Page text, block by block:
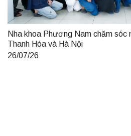
Nha khoa Phương Nam chăm sóc
Thanh Hóa và Hà Nội
26/07/26